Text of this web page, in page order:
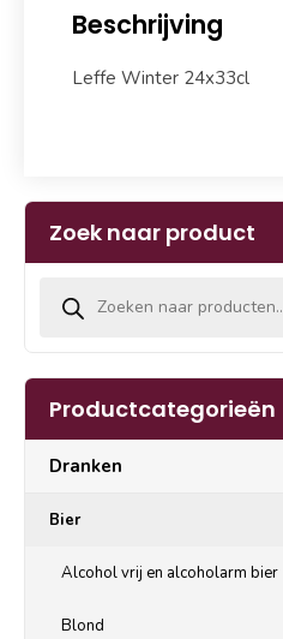
Beschrijving
Leffe Winter 24x33cl
Zoek naar product
Productcategorieën
Dranken
Bier
Alcohol vrij en alcoholarm bier
Blond